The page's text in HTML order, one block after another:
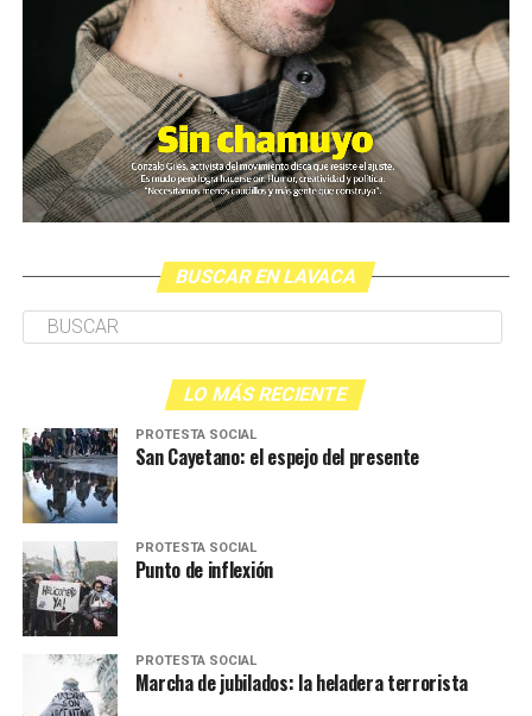
BUSCAR EN LAVACA
LO MÁS RECIENTE
PROTESTA SOCIAL
San Cayetano: el espejo del presente
PROTESTA SOCIAL
Punto de inflexión
PROTESTA SOCIAL
Marcha de jubilados: la heladera terrorista